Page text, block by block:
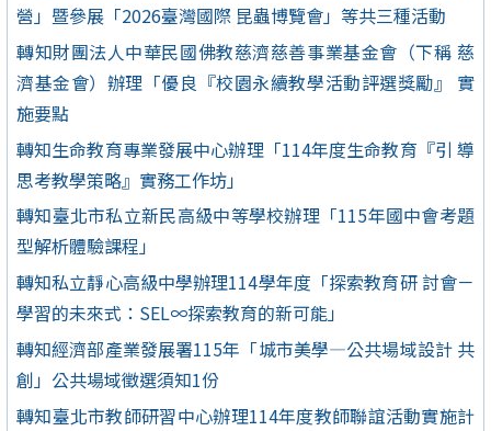
營」暨參展「2026臺灣國際 昆蟲博覽會」等共三種活動
轉知財團法人中華民國佛教慈濟慈善事業基金會（下稱 慈
濟基金會）辦理「優良『校園永續教學活動評選獎勵』 實
施要點
轉知生命教育專業發展中心辦理「114年度生命教育『引 導
思考教學策略』實務工作坊」
轉知臺北市私立新民高級中等學校辦理「115年國中會考題
型解析體驗課程」
轉知私立靜心高級中學辦理114學年度「探索教育研 討會－
學習的未來式：SEL∞探索教育的新可能」
轉知經濟部產業發展署115年「城市美學—公共場域設計 共
創」公共場域徵選須知1份
轉知臺北市教師研習中心辦理114年度教師聯誼活動實施計